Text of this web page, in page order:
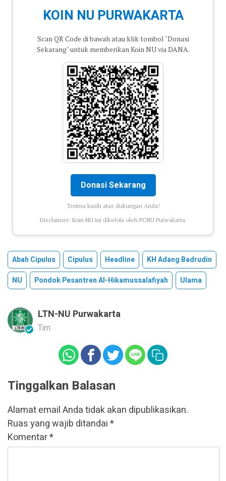
KOIN NU PURWAKARTA
Scan QR Code di bawah atau klik tombol "Donasi
Sekarang" untuk memberikan Koin NU via DANA.
Donasi Sekarang
Terima kasih atas dukungan Anda!
Disclaimer: Koin NU ini dikelola oleh PCNU Purwakarta.
Abah Cipulus Cipulus Headline
KH Adang Badrudin
NU
Pondok Pesantren Al-Hikamussalafiyah Ulama
LTN-NU Purwakarta
Tim
Tinggalkan Balasan
Alamat email Anda tidak akan dipublikasikan.
Ruas yang wajib ditandai*
Komentar*